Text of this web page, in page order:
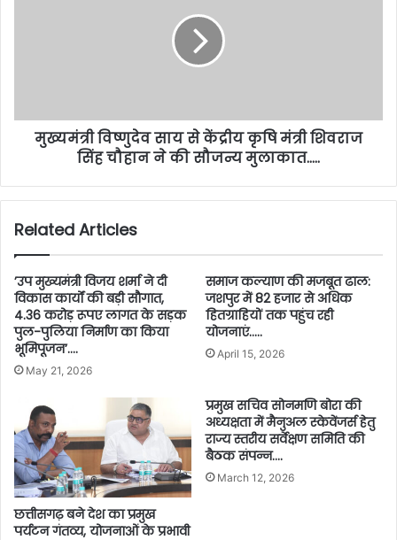
मुख्यमंत्री विष्णुदेव साय से केंद्रीय कृषि मंत्री शिवराज
सिंह चौहान ने की सौजन्य मुलाकात…..
Related Articles
’उप मुख्यमंत्री विजय शर्मा ने दी
विकास कार्यों की बड़ी सौगात,
4.36 करोड़ रूपए लागत के सड़क
पुल-पुलिया निर्माण का किया
भूमिपूजन’….
May 21, 2026
समाज कल्याण की मजबूत ढाल:
जशपुर में 82 हजार से अधिक
हितग्राहियों तक पहुंच रही
योजनाएं…..
April 15, 2026
छत्तीसगढ़ बने देश का प्रमुख
पर्यटन गंतव्य, योजनाओं के प्रभावी
प्रमुख सचिव सोनमणि बोरा की
अध्यक्षता में मैनुअल स्केवेंजर्स हेतु
राज्य स्तरीय सर्वेक्षण समिति की
बैठक संपन्न….
March 12, 2026